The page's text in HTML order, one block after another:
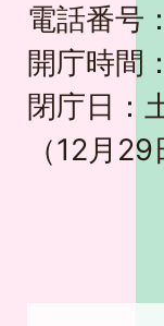
電話番号
開庁時間
閉庁日：
（12月